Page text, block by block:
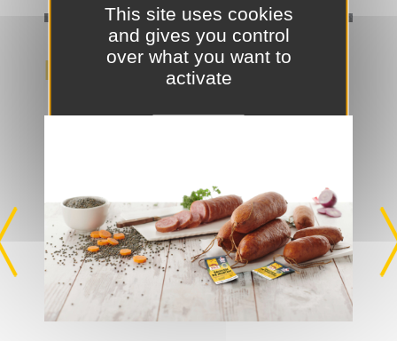
NOS BELLES SPÉCIALITÉS
This site uses cookies
and gives you control
over what you want to
activate
Personalize